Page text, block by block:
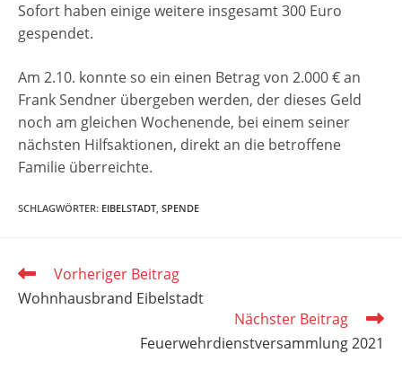
Sofort haben einige weitere insgesamt 300 Euro
gespendet.
Am 2.10. konnte so ein einen Betrag von 2.000 € an
Frank Sendner übergeben werden, der dieses Geld
noch am gleichen Wochenende, bei einem seiner
nächsten Hilfsaktionen, direkt an die betroffene
Familie überreichte.
SCHLAGWÖRTER: EIBELSTADT, SPENDE
Weitere
Artikel
ansehen
Vorheriger Beitrag
Wohnhausbrand Eibelstadt
Nächster Beitrag
Feuerwehrdienstversammlung 2021